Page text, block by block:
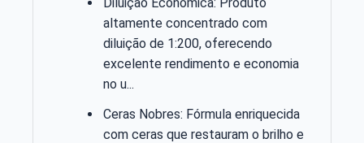
altamente concentrado com
diluição de 1:200, oferecendo
excelente rendimento e economia
no u...
Ceras Nobres: Fórmula enriquecida
com ceras que restauram o brilho e